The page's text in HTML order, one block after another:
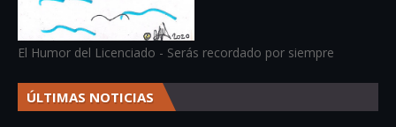
El Humor del Licenciado - Serás recordado por siempre
ÚLTIMAS NOTICIAS